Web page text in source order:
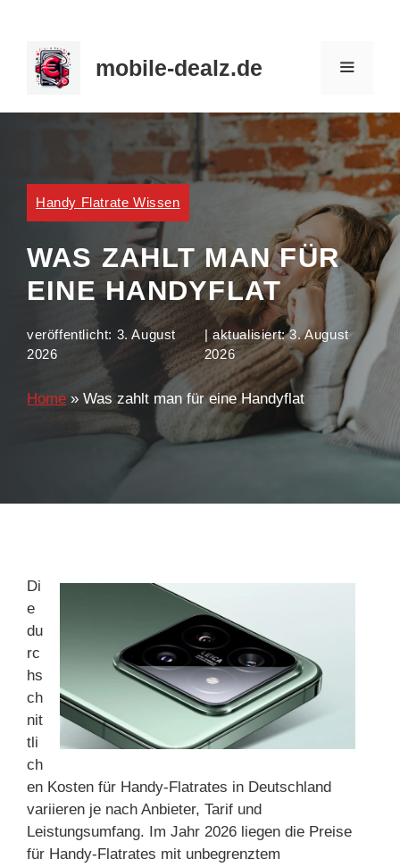
Inhalt
springen
mobile-dealz.de
MENÜ
Handy Flatrate Wissen
WAS ZAHLT MAN FÜR
EINE HANDYFLAT
veröffentlicht: 3. August
2026
| aktualisiert:3. August
2026
Home » Was zahlt man für eine Handyflat
Di
e
du
rc
hs
ch
nit
tli
ch
en Kosten für Handy-Flatrates in Deutschland
variieren je nach Anbieter, Tarif und
Leistungsumfang. Im Jahr 2026 liegen die Preise
für Handy-Flatrates mit unbegrenztem